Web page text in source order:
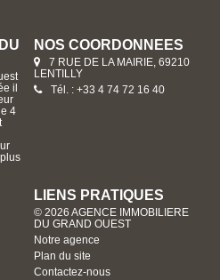
il
4
NOS COORDONNÉES
7 RUE DE LA MAIRIE, 69210
LENTILLY
Tél. : +33 4 74 72 16 40
LIENS PRATIQUES
© 2026 AGENCE IMMOBILIERE
DU GRAND OUEST
Notre agence
Plan du site
Contactez-nous